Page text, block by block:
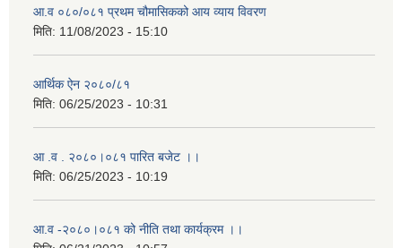
आ.व ०८०/०८१ प्रथम चौमासिकको आय व्याय विवरण
मिति: 11/08/2023 - 15:10
आर्थिक ऐन २०८०/८१
मिति: 06/25/2023 - 10:31
आ .व . २०८०।०८१ पारित बजेट ।।
मिति: 06/25/2023 - 10:19
आ.व -२०८०।०८१ को नीति तथा कार्यक्रम ।।